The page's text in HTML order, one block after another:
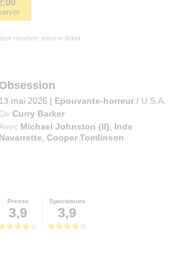
réserver votre e-ticket.
Obsession
13 mai 2026 | Epouvante-horreur / U.S.A.
De Curry Barker
Avec Michael Johnston (II)
Inde
Navarrette ,Cooper Tomlinson
Presse
3,9
Spectateurs
3,9